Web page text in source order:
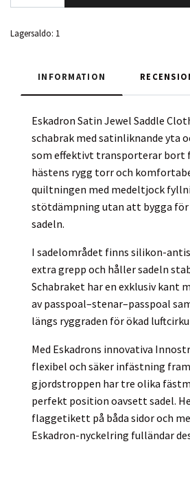
Lagersaldo: 1
INFORMATION
Eskadron Satin Jewel Saddle
schabrak med satinliknande yta
som effektivt transporterar bort
hästens rygg torr och
quiltningen med medeltjock
stötdämpning utan att bygga för
sadeln.
I sadelområdet finns silikon-
extra grepp och håller sadeln
Schabraket har en exklusiv kant
av passpoal–stenar–passpoal
längs ryggraden för ökad
Med Eskadrons innovativa
flexibel och säker infästning
gjordstroppen har tre olika
perfekt position oavsett sadel.
flaggetikett på båda sidor och
Eskadron-nyckelring fulländar